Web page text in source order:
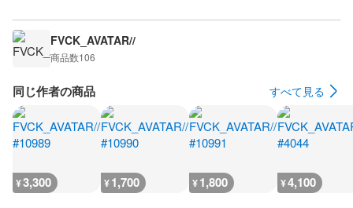
FVCK_AVATAR//
商品数106
同じ作者の商品 すべて見る
¥3,300 ¥1,700 ¥1,800 ¥4,100